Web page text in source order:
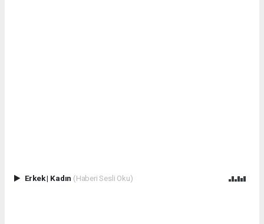
Erkek| Kadın (Haberi Sesli Oku)